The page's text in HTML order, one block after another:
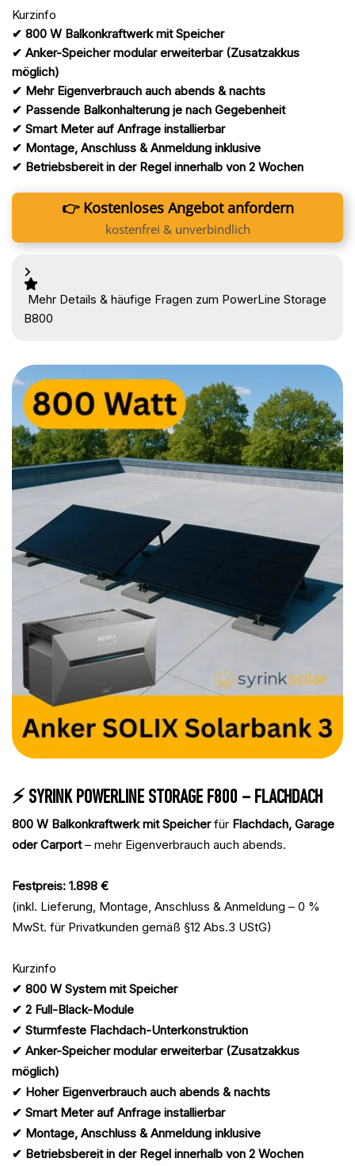
Kurzinfo
✔ 800 W Balkonkraftwerk mit Speicher
✔ Anker-Speicher modular erweiterbar (Zusatzakkus
möglich)
✔ Mehr Eigenverbrauch auch abends & nachts
✔ Passende Balkonhalterung je nach Gegebenheit
✔ Smart Meter auf Anfrage installierbar
✔ Montage, Anschluss & Anmeldung inklusive
✔ Betriebsbereit in der Regel innerhalb von 2 Wochen
👉 Kostenloses Angebot anfordern
kostenfrei & unverbindlich
Mehr Details & häufige Fragen zum PowerLine Storage
B800
⚡ SYRINK POWERLINE STORAGE F800 – FLACHDACH
800 W Balkonkraftwerk mit Speicherfür Flachdach, Garage
oder Carport– mehr Eigenverbrauch auch abends.
Festpreis: 1.898 €
(inkl. Lieferung, Montage, Anschluss & Anmeldung – 0 %
MwSt. für Privatkunden gemäß §12 Abs.3 UStG)
Kurzinfo
✔ 800 W System mit Speicher
✔ 2 Full-Black-Module
✔ Sturmfeste Flachdach-Unterkonstruktion
✔ Anker-Speicher modular erweiterbar (Zusatzakkus
möglich)
✔ Hoher Eigenverbrauch auch abends & nachts
✔ Smart Meter auf Anfrage installierbar
✔ Montage, Anschluss & Anmeldung inklusive
✔ Betriebsbereit in der Regel innerhalb von 2 Wochen